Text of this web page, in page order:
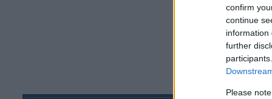
confirm
continue
information
further
Please